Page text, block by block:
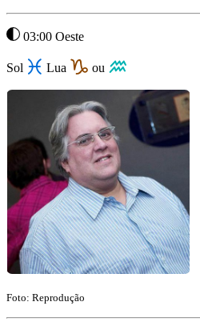
03:00 Oeste
Sol Lua ou
Foto: Reprodução